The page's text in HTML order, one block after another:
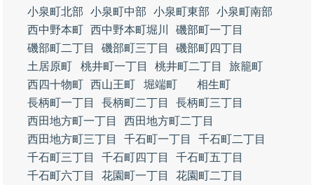
小泉町北部
小泉町中部 小泉町東部
小泉町南部
西中野本町 西中野本町堀川
磯部町一丁目
磯部町二丁目
磯部町三丁目
磯部町四丁目
土居原町
桃井町一丁目 桃井町二丁目
旅籠町
西四十物町 西山王町 堀端町
相生町
長柄町一丁目
長柄町二丁目
長柄町三丁目
西田地方町一丁目
西田地方町二丁目
西田地方町三丁目
千石町一丁目
千石町二丁目
千石町三丁目
千石町四丁目
千石町五丁目
千石町六丁目
花園町一丁目
花園町二丁目